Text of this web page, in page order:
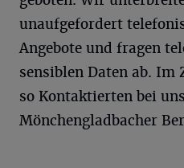
unaufgefordert
Angebote und fragen
sensiblen Daten ab.
so Kontaktierten bei
Mönchengladbacher